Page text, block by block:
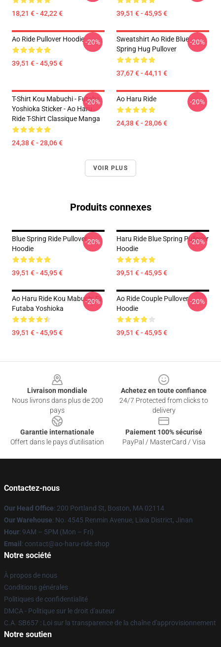
18,21 € - 42,22 € 39,51 € - 45,95 €
Ao Ride Pullover Hoodie
39,51 € - 45,95 €
-20%
Sweatshirt Ao Ride Blue
Spring Hug Pullover
37,67 € - 44,11 €
-20%
T-Shirt Kou Mabuchi - Futaba
Yoshioka Sticker - Ao Haru
Ride T-Shirt Classique Manga
24,38 € - 28,06 €
-20% Ao Haru Ride
24,38 € - 28,06 €
-20%
VOIR PLUS
Produits connexes
Blue Spring Ride Pullover
Hoodie
39,51 € - 45,95 €
-20%
Haru Ride Blue Spring Pullover
Hoodie
39,51 € - 45,95 €
-20%
Ao Haru Ride Kou Mabuchi Et
Futaba Yoshioka
39,51 € - 45,95 €
-20%
Ao Ride Couple Pullover
Hoodie
39,51 € - 45,95 €
-20%
Livraison mondiale
Nous livrons dans plus de 200
pays
Achetez en toute confiance
24/7 Protected from clicks to
delivery
Garantie internationale
Offert dans le pays d'utilisation
Paiement 100% sécurisé
PayPal / MasterCard / Visa
Contactez-nous
Our Head Office: 200 Portland St, Boston, MA 02114
Our Warehouse: No. 4545 Renmin Avenue, Lixia District, Jinan
Hour: 9AM – 5PM (Mon – Fri)
Email : contact@ao-haru-ride.shop
Notre société
À propos de nous
Conditions générales
Politiques de confidentialité
DMCA - Politique sur le droit d'auteur
C.A. SB657 : Loi sur la transparence de la chaîne d'approvisionnement
Notre soutien